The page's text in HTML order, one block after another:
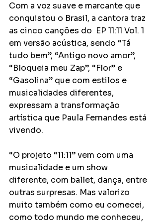
Com a voz suave e marcante que
conquistou o Brasil, a cantora traz
as cinco canções do  EP 11:11 Vol. 1
em versão acústica, sendo “Tá
tudo bem”, “Antigo novo amor”,
“Bloqueia meu Zap”, “Flor” e
“Gasolina” que com estilos e
musicalidades diferentes,
expressam a transformação
artística que Paula Fernandes está
vivendo.
“O projeto “11:11” vem com uma
musicalidade e um show
diferente, com ballet, dança, entre
outras surpresas. Mas valorizo
muito também como eu comecei,
como todo mundo me conheceu,